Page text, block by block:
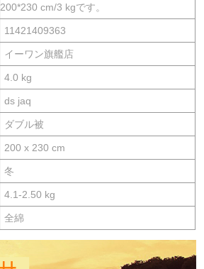
200*230 cm/3 kgです。
11421409363
イーワン旗艦店
4.0 kg
ds jaq
ダブル被
200 x 230 cm
冬
4.1-2.50 kg
全綿